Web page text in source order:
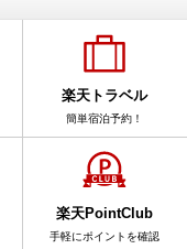
楽天トラベル
簡単宿泊予約！
楽天PointClub
手軽にポイントを確認